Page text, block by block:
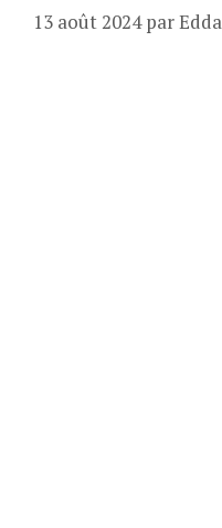
13 août 2024 parEdda